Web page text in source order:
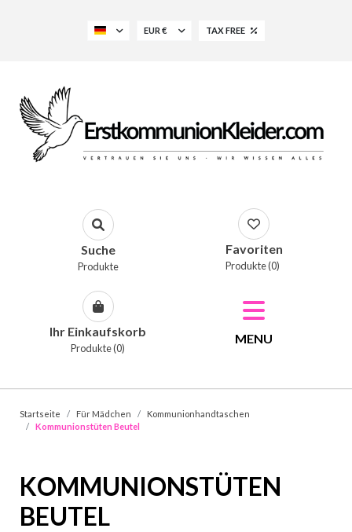
EUR € TAX FREE
Suche
Produkte
Favoriten
Produkte (0)
Ihr Einkaufskorb
Produkte (0)
MENU
Startseite Für Mädchen
Kommunionhandtaschen
Kommunionstüten Beutel
KOMMUNIONSTÜTEN
BEUTEL